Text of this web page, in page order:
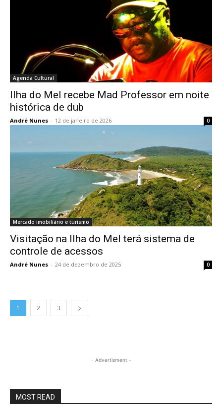
Agenda Cultural
Ilha do Mel recebe Mad Professor em noite
histórica de dub
André Nunes - 12 de janeiro de 2026 0
Mercado imobiliário e turismo
Visitação na Ilha do Mel terá sistema de
controle de acessos
André Nunes - 24 de dezembro de 2025 0
1 2 3
- Advertisment -
MOST READ